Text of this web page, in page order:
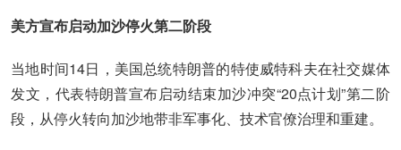
美方宣布启动加沙停火第二阶段
当地时间14日，美国总统特朗普的特使威特科夫在社交媒体
发文，代表特朗普宣布启动结束加沙冲突“20点计划”第二阶
段，从停火转向加沙地带非军事化、技术官僚治理和重建。